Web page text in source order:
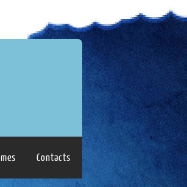
Contacts